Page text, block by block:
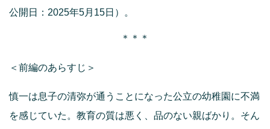
公開日：2025年5月15日）。
＊＊＊
＜前編のあらすじ＞
慎一は息子の清弥が通うことになった公立の幼稚園に不満
を感じていた。教育の質は悪く、品のない親ばかり。そん